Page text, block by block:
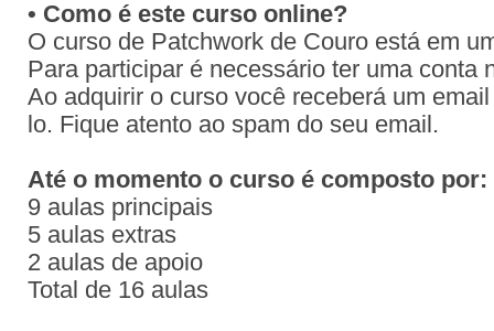
• Como é este curso online?
O curso de Patchwork de Couro está em
Para participar é necessário ter uma conta
Ao adquirir o curso você receberá um
lo. Fique atento ao spam do seu email.
Até o momento o curso é composto por:
9 aulas principais
5 aulas extras
2 aulas de apoio
Total de 16 aulas